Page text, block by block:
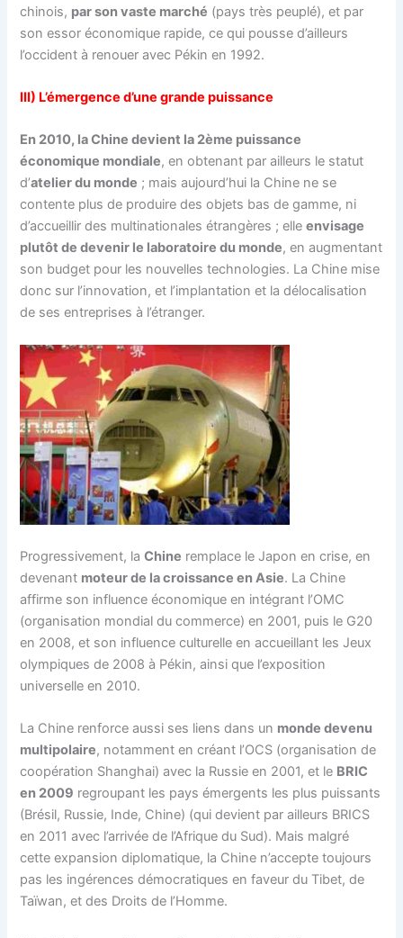
chinois, par son vaste marché (pays très peuplé), et par
son essor économique rapide, ce qui pousse d’ailleurs
l’occident à renouer avec Pékin en 1992.
III) L’émergence d’une grande puissance
En 2010, la Chine devient la 2ème puissance
économique mondiale, en obtenant par ailleurs le statut
d’atelier du monde ; mais aujourd’hui la Chine ne se
contente plus de produire des objets bas de gamme, ni
d’accueillir des multinationales étrangères ; elleenvisage
plutôt de devenir le laboratoire du monde, en augmentant
son budget pour les nouvelles technologies. La Chine mise
donc sur l’innovation, et l’implantation et la délocalisation
de ses entreprises à l’étranger.
Progressivement, laChine remplace le Japon en crise, en
devenant moteur de la croissance en Asie. La Chine
affirme son influence économique en intégrant l’OMC
(organisation mondial du commerce) en 2001, puis le G20
en 2008, et son influence culturelle en accueillant les Jeux
olympiques de 2008 à Pékin, ainsi que l’exposition
universelle en 2010.
La Chine renforce aussi ses liens dans un monde devenu
multipolaire, notamment en créant l’OCS (organisation de
coopération Shanghai) avec la Russie en 2001, et le BRIC
en 2009 regroupant les pays émergents les plus puissants
(Brésil, Russie, Inde, Chine) (qui devient par ailleurs BRICS
en 2011 avec l’arrivée de l’Afrique du Sud). Mais malgré
cette expansion diplomatique, la Chine n’accepte toujours
pas les ingérences démocratiques en faveur du Tibet, de
Taïwan, et des Droits de l’Homme.